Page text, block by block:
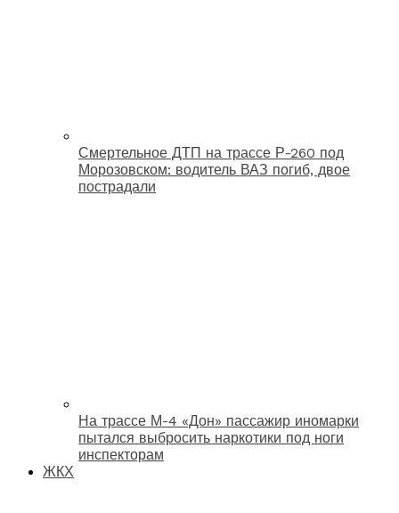
Смертельное ДТП на трассе Р-260 под
Морозовском: водитель ВАЗ погиб, двое
пострадали
На трассе М-4 «Дон» пассажир иномарки
пытался выбросить наркотики под ноги
инспекторам
ЖКХ